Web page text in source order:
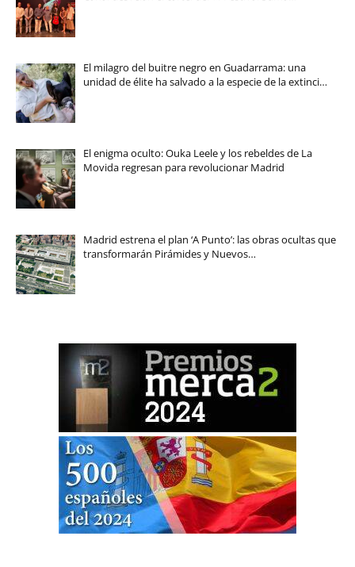
El milagro del buitre negro en Guadarrama: una
unidad de élite ha salvado a la especie de la extinci…
El enigma oculto: Ouka Leele y los rebeldes de La
Movida regresan para revolucionar Madrid
Madrid estrena el plan ‘A Punto’: las obras ocultas que
transformarán Pirámides y Nuevos…